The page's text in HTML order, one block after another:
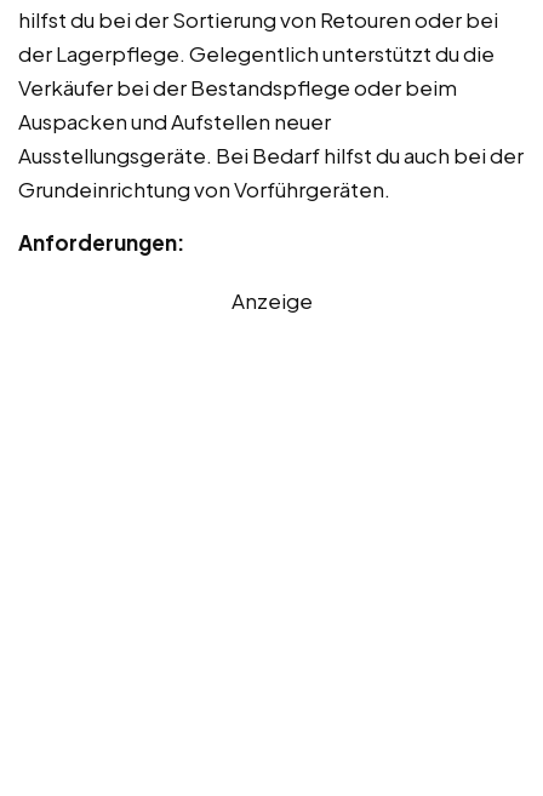
hilfst du bei der Sortierung von Retouren oder bei
der Lagerpflege. Gelegentlich unterstützt du die
Verkäufer bei der Bestandspflege oder beim
Auspacken und Aufstellen neuer
Ausstellungsgeräte. Bei Bedarf hilfst du auch bei der
Grundeinrichtung von Vorführgeräten.
Anforderungen:
Anzeige